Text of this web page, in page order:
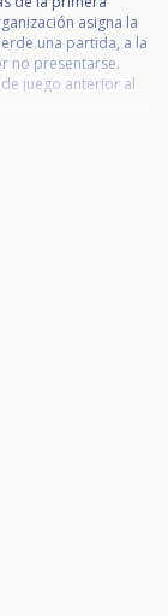
asigna la
una partida, a la
no presentarse.
juego anterior al